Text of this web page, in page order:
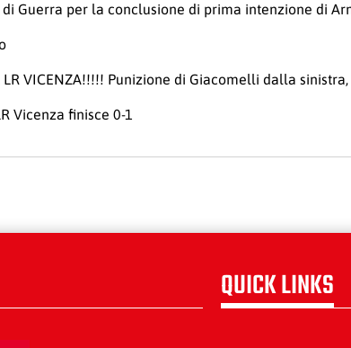
di Guerra per la conclusione di prima intenzione di
LR VICENZA!!!!! Punizione di Giacomelli dalla
Vicenza finisce 0-1
QUICK LINKS